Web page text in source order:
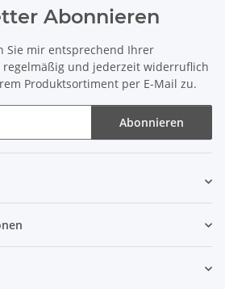
Abonnieren
Sie mir entsprechend Ihrer
regelmäßig und jederzeit widerruflich
Produktsortiment per E-Mail zu.
Abonnieren